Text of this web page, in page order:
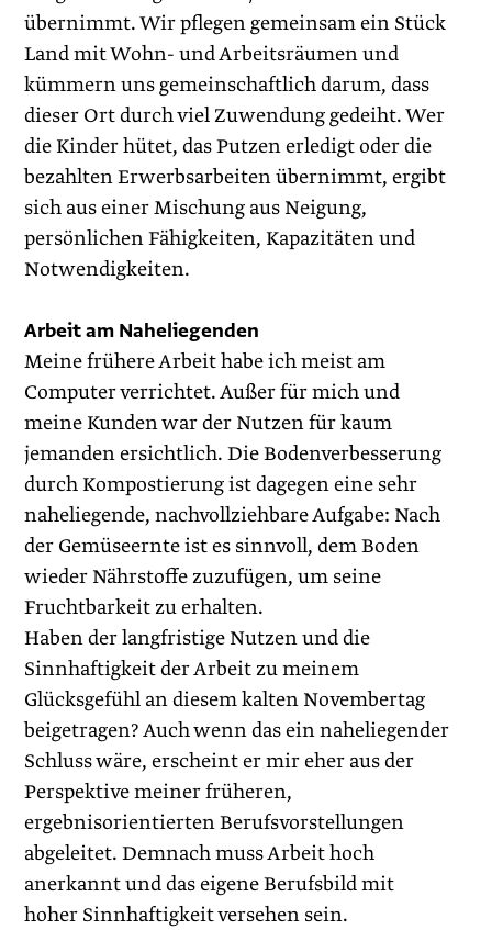
übernimmt. Wir pflegen gemeinsam ein Stück
Land mit Wohn- und Arbeitsräumen und
kümmern uns gemeinschaftlich darum, dass
dieser Ort durch viel Zuwendung gedeiht. Wer
die Kinder hütet, das Putzen erledigt oder die
bezahlten Erwerbsarbeiten übernimmt, ergibt
sich aus einer Mischung aus Neigung,
persönlichen Fähigkeiten, Kapazitäten und
Notwendigkeiten.
Arbeit am Naheliegenden
Meine frühere Arbeit habe ich meist am
Computer verrichtet. Außer für mich und
meine Kunden war der Nutzen für kaum
jemanden ersichtlich. Die Bodenverbesserung
durch Kompostierung ist dagegen eine sehr
naheliegende, nachvollziehbare Aufgabe: Nach
der Gemüseernte ist es sinnvoll, dem Boden
wieder Nährstoffe zuzufügen, um seine
Fruchtbarkeit zu erhalten.
Haben der langfristige Nutzen und die
Sinnhaftigkeit der Arbeit zu meinem
Glücksgefühl an diesem kalten Novembertag
beigetragen? Auch wenn das ein naheliegender
Schluss wäre, erscheint er mir eher aus der
Perspektive meiner früheren,
ergebnisorientierten Berufsvorstellungen
abgeleitet. Demnach muss Arbeit hoch
anerkannt und das eigene Berufsbild mit
hoher Sinnhaftigkeit versehen sein.